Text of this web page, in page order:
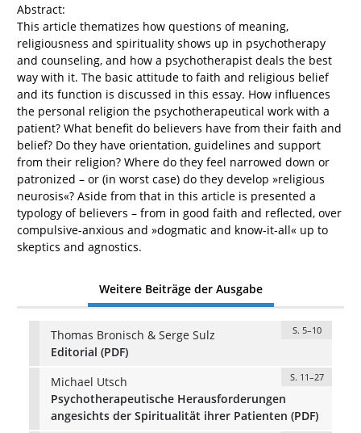
Abstract:
This article thematizes how questions of meaning,
religiousness and spirituality shows up in psychotherapy
and counseling, and how a psychotherapist deals the best
way with it. The basic attitude to faith and religious belief
and its function is discussed in this essay. How influences
the personal religion the psychotherapeutical work with a
patient? What benefit do believers have from their faith and
belief? Do they have orientation, guidelines and support
from their religion? Where do they feel narrowed down or
patronized – or (in worst case) do they develop »religious
neurosis«? Aside from that in this article is presented a
typology of believers – from in good faith and reflected, over
compulsive-anxious and »dogmatic and know-it-all« up to
skeptics and agnostics.
Weitere Beiträge der Ausgabe
Thomas Bronisch & Serge Sulz S. 5–10
Editorial (PDF)
Michael Utsch
S. 11–27
Psychotherapeutische Herausforderungen
angesichts der Spiritualität ihrer Patienten (PDF)